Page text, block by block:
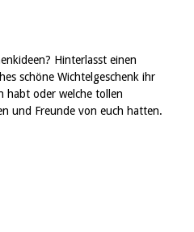
Hinterlasst einen
schöne Wichtelgeschenk ihr
habt oder welche tollen
und Freunde von euch hatten.